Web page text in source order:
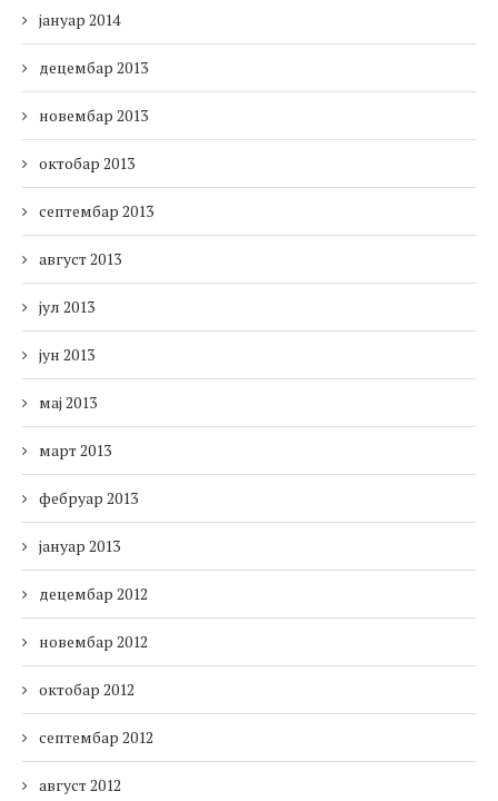
јануар 2014
децембар 2013
новембар 2013
октобар 2013
септембар 2013
август 2013
јул 2013
јун 2013
мај 2013
март 2013
фебруар 2013
јануар 2013
децембар 2012
новембар 2012
октобар 2012
септембар 2012
август 2012